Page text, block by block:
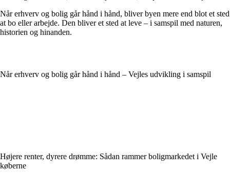
Når erhverv og bolig går hånd i hånd, bliver byen mere end blot et sted
at bo eller arbejde. Den bliver et sted at leve – i samspil med naturen,
historien og hinanden.
Når erhverv og bolig går hånd i hånd – Vejles udvikling i samspil
Højere renter, dyrere drømme: Sådan rammer boligmarkedet i Vejle
køberne